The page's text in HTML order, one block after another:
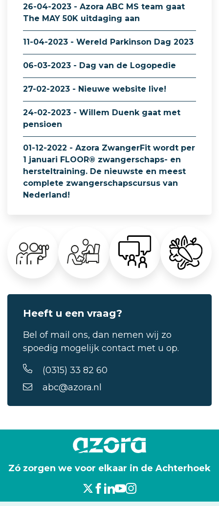
26-04-2023 - Azora ABC MS team gaat
The MAY 50K uitdaging aan
11-04-2023 - Wereld Parkinson Dag 2023
06-03-2023 - Dag van de Logopedie
27-02-2023 - Nieuwe website live!
24-02-2023 - Willem Duenk gaat met
pensioen
01-12-2022 - Azora ZwangerFit wordt per
1 januari FLOOR® zwangerschaps- en
hersteltraining. De nieuwste en meest
complete zwangerschapscursus van
Nederland!
Heeft u een vraag?
Bel of mail ons, dan nemen wij zo
spoedig mogelijk contact met u op.
(0315) 33 82 60
abc@azora.nl
Zó zorgen we voor elkaar in de Achterhoek